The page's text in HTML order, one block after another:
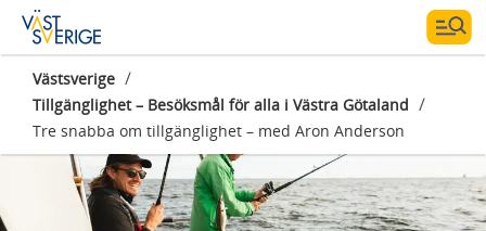
Västsverige /
Tillgänglighet – Besöksmål för alla i Västra Götaland /
Tre snabba om tillgänglighet – med Aron Anderson
Fotograf: Diego Martin Photo